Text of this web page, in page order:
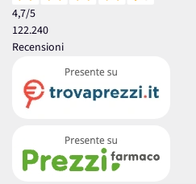
4,7/5
122.240
Recensioni